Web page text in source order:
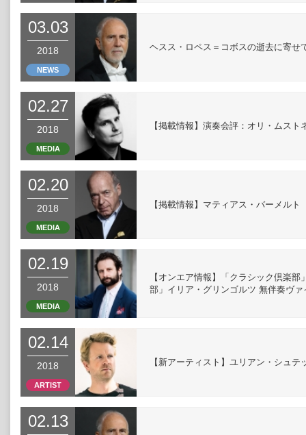
03.03
2018
NEWS
ヘスス・ロペス＝コボスの逝去に寄せ
02.27
2018
MEDIA
【掲載情報】演奏会評：オリ・ムス
02.20
2018
MEDIA
【掲載情報】マティアス・バーメル
02.19
2018
MEDIA
【オンエア情報】「クラシック倶楽
部」イリア・グリンゴルツ 無伴奏ヴ
02.14
2018
ARTIST
【新アーティスト】ユリアン・シュテ
02.13